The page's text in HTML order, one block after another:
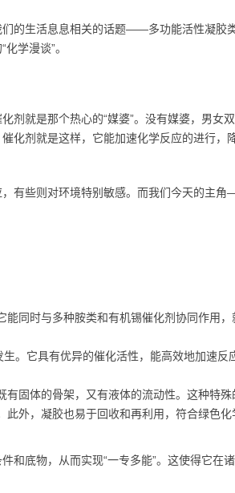
们的生活息息相关的话题——多功能活性凝胶
学漫谈”。
剂就是那个热心的“媒婆”。没有媒婆，男女
化剂就是这样，它能加速化学反应的进行，
有些则对环境特别敏感。而我们今天的主
能同时与多种胺类和有机锡催化剂协同作用，
。它具有优异的催化活性，能高效地加速反
有固体的骨架，又有液体的流动性。这种特殊
外，凝胶也易于回收和再利用，符合绿色化
和底物，从而实现“一专多能”。这使得它在